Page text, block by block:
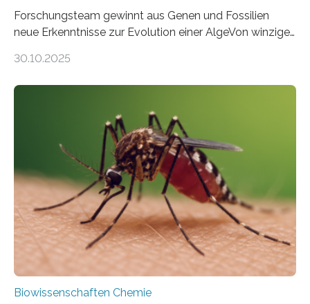
Forschungsteam gewinnt aus Genen und Fossilien
neue Erkenntnisse zur Evolution einer AlgeVon winzigen
Landpflanzen zählen zu den komplexesten
Grünalgen, die vor Hunderten von Millionen Jahren
lebten. Unter den Vorfahren sticht eine Gruppe heraus,
die noch heute in der Natur vorkommt: die
Süßwasseralge Coleochaetophyceae. Einige Arten
dieser Gruppe bilden aus Zellfäden dichte Geflechte
mit scheibenförmiger Gestalt. Was auffällig ist: Die
nächsten…
30.10.2025
Biowissenschaften Chemie